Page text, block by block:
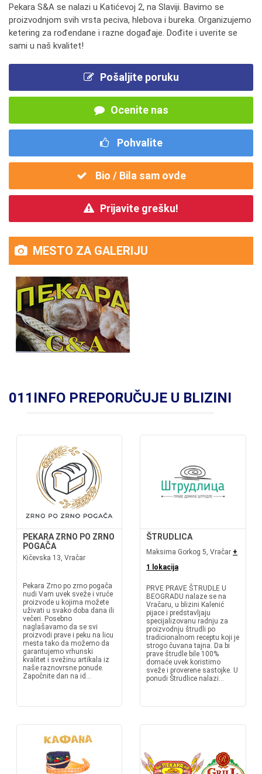
Pekara S&A se nalazi u Katićevoj 2, na Slaviji. Bavimo se
proizvodnjom svih vrsta peciva, hlebova i bureka. Organizujemo
ketering za rođendane i razne događaje. Dođite i uverite se
sami u naš kvalitet!
Pošaljite poruku
Ocenite nas
Pohvalite
Bio / Bila sam ovde
Prijavite grešku!
MESTO ZA GALERIJU
011INFO PREPORUČUJE U BLIZINI
PEKARA ZRNO PO ZRNO
POGAČA
Kičevska 13, Vračar
Pekara Zrno po zrno pogača
nudi Vam uvek sveže i vruće
proizvode u kojima možete
uživati u svako doba dana ili
večeri. Posebno
naglašavamo da se svi
proizvodi prave i peku na licu
mesta tako da možemo da
garantujemo vrhunski
kvalitet i svežinu artikala iz
naše raznovrsne ponude.
Započnite dan na id...
ŠTRUDLICA
Maksima Gorkog 5, Vračar +
1 lokacija
PRVE PRAVE ŠTRUDLE U
BEOGRADU nalaze se na
Vračaru, u blizini Kalenić
pijace i predstavljaju
specijalizovanu radnju za
proizvodnju štrudli po
tradicionalnom receptu koji je
strogo čuvana tajna. Da bi
prave štrudle bile 100%
domaće uvek koristimo
sveže i proverene sastojke. U
ponudi Štrudlice nalazi...